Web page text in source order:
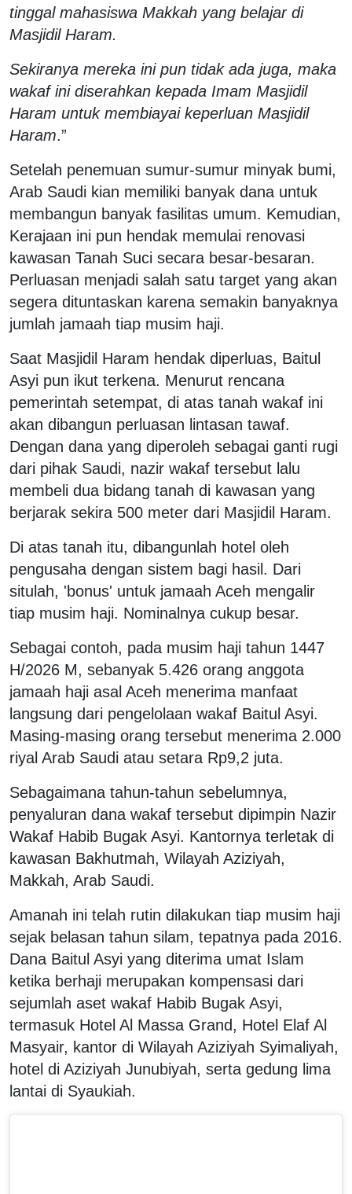
tinggal mahasiswa Makkah yang belajar di
Masjidil Haram.
Sekiranya mereka ini pun tidak ada juga, maka
wakaf ini diserahkan kepada Imam Masjidil
Haram untuk membiayai keperluan Masjidil
Haram.”
Setelah penemuan sumur-sumur minyak bumi,
Arab Saudi kian memiliki banyak dana untuk
membangun banyak fasilitas umum. Kemudian,
Kerajaan ini pun hendak memulai renovasi
kawasan Tanah Suci secara besar-besaran.
Perluasan menjadi salah satu target yang akan
segera dituntaskan karena semakin banyaknya
jumlah jamaah tiap musim haji.
Saat Masjidil Haram hendak diperluas, Baitul
Asyi pun ikut terkena. Menurut rencana
pemerintah setempat, di atas tanah wakaf ini
akan dibangun perluasan lintasan tawaf.
Dengan dana yang diperoleh sebagai ganti rugi
dari pihak Saudi, nazir wakaf tersebut lalu
membeli dua bidang tanah di kawasan yang
berjarak sekira 500 meter dari Masjidil Haram.
Di atas tanah itu, dibangunlah hotel oleh
pengusaha dengan sistem bagi hasil. Dari
situlah, 'bonus' untuk jamaah Aceh mengalir
tiap musim haji. Nominalnya cukup besar.
Sebagai contoh, pada musim haji tahun 1447
H/2026 M, sebanyak 5.426 orang anggota
jamaah haji asal Aceh menerima manfaat
langsung dari pengelolaan wakaf Baitul Asyi.
Masing-masing orang tersebut menerima 2.000
riyal Arab Saudi atau setara Rp9,2 juta.
Sebagaimana tahun-tahun sebelumnya,
penyaluran dana wakaf tersebut dipimpin Nazir
Wakaf Habib Bugak Asyi. Kantornya terletak di
kawasan Bakhutmah, Wilayah Aziziyah,
Makkah, Arab Saudi.
Amanah ini telah rutin dilakukan tiap musim haji
sejak belasan tahun silam, tepatnya pada 2016.
Dana Baitul Asyi yang diterima umat Islam
ketika berhaji merupakan kompensasi dari
sejumlah aset wakaf Habib Bugak Asyi,
termasuk Hotel Al Massa Grand, Hotel Elaf Al
Masyair, kantor di Wilayah Aziziyah Syimaliyah,
hotel di Aziziyah Junubiyah, serta gedung lima
lantai di Syaukiah.